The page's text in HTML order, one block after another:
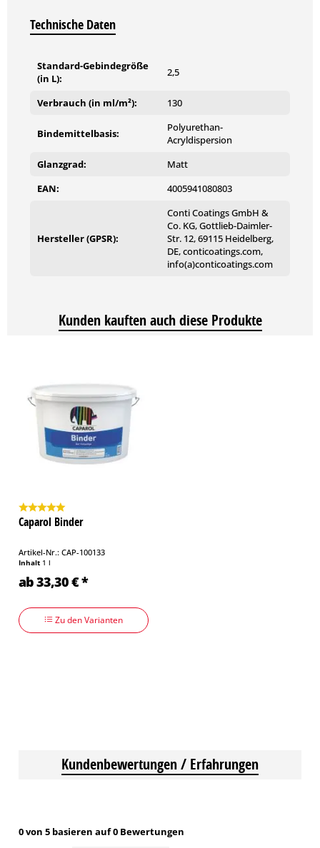
Technische Daten
Standard-Gebindegröße
(in L):
2,5
Verbrauch (in ml/m²): 130
Bindemittelbasis:
Polyurethan-
Acryldispersion
Glanzgrad:
Matt
EAN:
4005941080803
Hersteller (GPSR):
Conti Coatings GmbH &
Co. KG, Gottlieb-Daimler-
Str. 12, 69115 Heidelberg,
DE, conticoatings.com,
info(a)conticoatings.com
Kunden kauften auch diese Produkte
Caparol Binder
Artikel-Nr.: CAP-100133
Inhalt 1 l
ab 33,30 € *
Zu den Varianten
Kundenbewertungen / Erfahrungen
0 von 5 basieren auf 0 Bewertungen